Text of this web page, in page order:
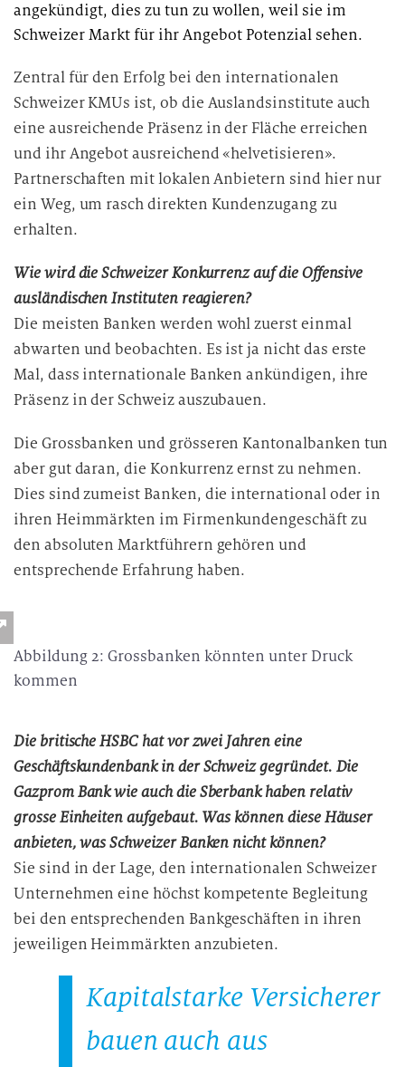
angekündigt, dies zu tun zu wollen, weil sie im
Schweizer Markt für ihr Angebot Potenzial sehen.
Zentral für den Erfolg bei den internationalen
Schweizer KMUs ist, ob die Auslandsinstitute auch
eine ausreichende Präsenz in der Fläche erreichen
und ihr Angebot ausreichend «helvetisieren».
Partnerschaften mit lokalen Anbietern sind hier nur
ein Weg, um rasch direkten Kundenzugang zu
erhalten.
Wie wird die Schweizer Konkurrenz auf die Offensive
ausländischen Instituten reagieren?
Die meisten Banken werden wohl zuerst einmal
abwarten und beobachten. Es ist ja nicht das erste
Mal, dass internationale Banken ankündigen, ihre
Präsenz in der Schweiz auszubauen.
Die Grossbanken und grösseren Kantonalbanken tun
aber gut daran, die Konkurrenz ernst zu nehmen.
Dies sind zumeist Banken, die international oder in
ihren Heimmärkten im Firmenkundengeschäft zu
den absoluten Marktführern gehören und
entsprechende Erfahrung haben.
Abbildung 2: Grossbanken könnten unter Druck
kommen
Die britische HSBC hat vor zwei Jahren eine
Geschäftskundenbank in der Schweiz gegründet. Die
Gazprom Bank wie auch die Sberbank haben relativ
grosse Einheiten aufgebaut. Was können diese Häuser
anbieten, was Schweizer Banken nicht können?
Sie sind in der Lage, den internationalen Schweizer
Unternehmen eine höchst kompetente Begleitung
bei den entsprechenden Bankgeschäften in ihren
jeweiligen Heimmärkten anzubieten.
Kapitalstarke Versicherer
bauen auch aus